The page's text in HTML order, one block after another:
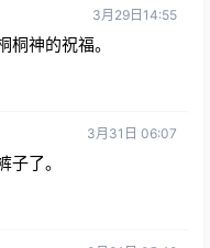
3月29日14:55
神的祝福。
3月31日 06:07
了。